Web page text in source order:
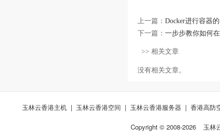
上一篇： Docker进行容器
下一篇： 一步步教你如何
>> 相关文章
没有相关文章。
玉林云香港主机 | 玉林云香港空间 | 玉林云香港服务器 | 香港高防
Copyright © 2008-2026
玉林